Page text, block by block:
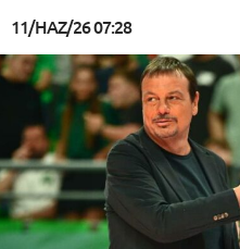
11/HAZ/26 07:28